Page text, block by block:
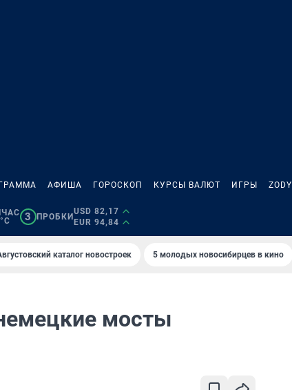
АФИША ГОРОСКОП КУРСЫ ВАЛЮТ ИГРЫ ZODY
3 ПРОБКИ
USD 82,17
EUR 94,84
каталог новостроек 5 молодых новосибирцев в кино
мосты